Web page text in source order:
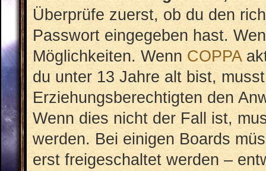
Überprüfe zuerst, ob du den
Passwort eingegeben hast.
Möglichkeiten. Wenn COPPA
du unter 13 Jahre alt bist,
Erziehungsberechtigten den
Wenn dies nicht der Fall ist,
werden. Bei einigen Boards
erst freigeschaltet werden –